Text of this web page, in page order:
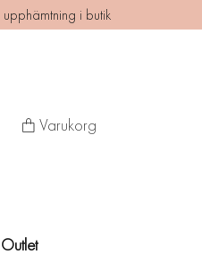
i butik
Varukorg
Outlet